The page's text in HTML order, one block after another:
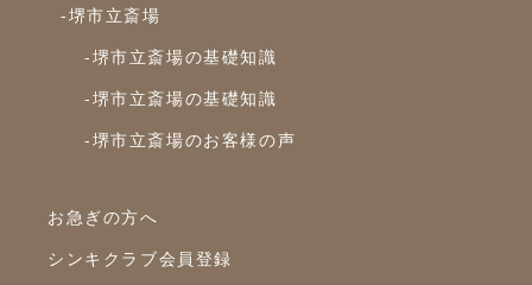
2023年9月
2023年8月
2023年7月
2023年6月
2023年4月
2023年3月
-堺市立斎場
-堺市立斎場の基礎知識
-堺市立斎場の基礎知識
-堺市立斎場のお客様の声
お急ぎの方へ
シンキクラブ会員登録